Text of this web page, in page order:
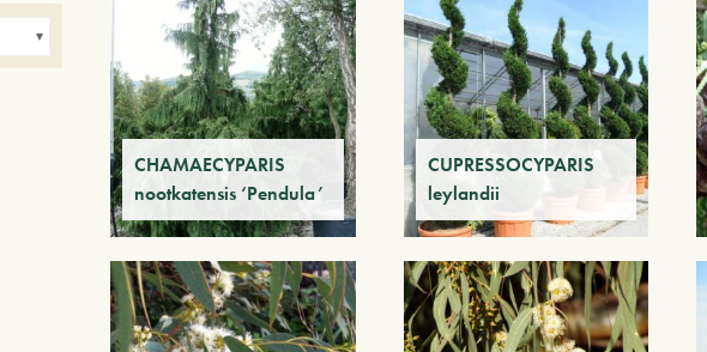
CHAMAECYPARIS
nootkatensis ‘Pendula’
CUPRESSOCYPARIS
leylandii